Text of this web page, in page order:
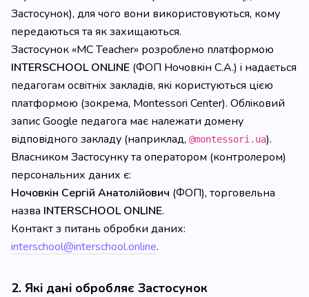
Застосунок), для чого вони використовуються, кому
передаються та як захищаються.
Застосунок «MC Teacher» розроблено платформою
INTERSCHOOL ONLINE (ФОП Ночовкін С.А.) і надається
педагогам освітніх закладів, які користуються цією
платформою (зокрема, Montessori Center). Обліковий
запис Google педагога має належати домену
відповідного закладу (наприклад, @montessori.ua).
Власником Застосунку та оператором (контролером)
персональних даних є:
Ночовкін Сергій Анатолійович (ФОП), торговельна
назва INTERSCHOOL ONLINE.
Контакт з питань обробки даних:
interschool@interschool.online.
2. Які дані обробляє Застосунок